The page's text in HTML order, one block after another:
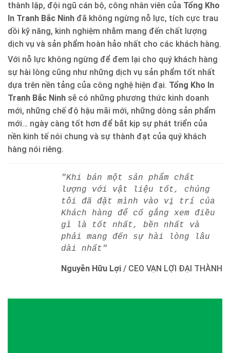
thành lập, đội ngũ cán bộ, công nhân viên của Tổng Kho
In Tranh Bắc Ninh đã không ngừng nỗ lực, tích cực trau
dồi kỹ năng, kinh nghiệm nhằm mang đến chất lượng
dịch vụ và sản phẩm hoàn hảo nhất cho các khách hàng.
Với nỗ lực không ngừng để đem lại cho quý khách hàng
sự hài lòng cũng như những dịch vụ sản phẩm tốt nhất
dựa trên nền tảng của công nghệ hiện đại. Tổng Kho In
Tranh Bắc Ninh sẽ có những phương thức kinh doanh
mới, những chế độ hậu mãi mới, những dòng sản phẩm
mới… ngày càng tốt hơn để bắt kịp sự phát triển của
nền kinh tế nói chung và sự thành đạt của quý khách
hàng nói riêng.
"Khi bán một sản phẩm chất
lượng với vật liệu tốt, chúng
tôi đã đặt mình vào vị trí của
Khách hàng để cố gắng xem điều
gì là tốt nhất, bền nhất và
phải mang đến sự hài lòng lâu
dài nhất"
Nguyễn Hữu Lợi / CEO VẠN LỢI ĐẠI THÀNH